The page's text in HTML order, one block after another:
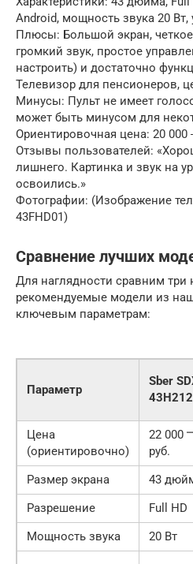
Android, мощность звука 20 Вт,
Плюсы: Большой экран,
громкий звук, простое
настроить) и достаточно
Телевизор для пенсионеров,
Минусы: Пульт не имеет
может быть минусом для
Ориентировочная цена: 20 000
Отзывы пользователей:
лишнего. Картинка и звук на
освоились.»
Фотографии: (Изображение
43FHD01)
Сравнение лучших
Для наглядности сравним три
рекомендуемые модели из
ключевым параметрам:
Параметр
Sber
Цена
(ориентировочно)
22 000
руб.
Размер экрана
43
Разрешение
Full HD
Мощность звука
20 Вт